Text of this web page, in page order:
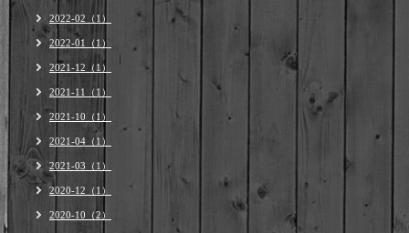
2022-02（1）
2022-01（1）
2021-12（1）
2021-11（1）
2021-10（1）
2021-04（1）
2021-03（1）
2020-12（1）
2020-10（2）